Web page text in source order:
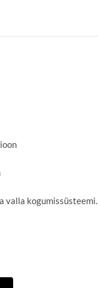
valla kogumissüsteemi.